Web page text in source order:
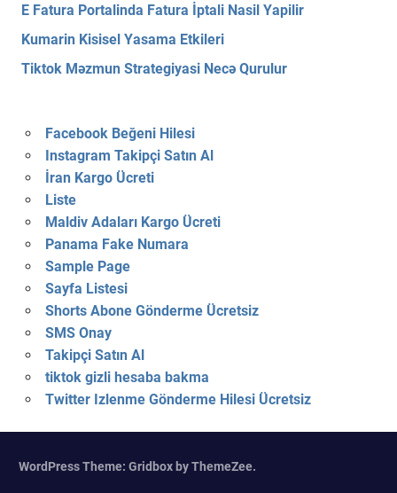
E Fatura Portalinda Fatura İptali Nasil Yapilir
Kumarin Kisisel Yasama Etkileri
Tiktok Məzmun Strategiyasi Necə Qurulur
Facebook Beğeni Hilesi
Instagram Takipçi Satın Al
İran Kargo Ücreti
Liste
Maldiv Adaları Kargo Ücreti
Panama Fake Numara
Sample Page
Sayfa Listesi
Shorts Abone Gönderme Ücretsiz
SMS Onay
Takipçi Satın Al
tiktok gizli hesaba bakma
Twitter Izlenme Gönderme Hilesi Ücretsiz
WordPress Theme: Gridbox by ThemeZee.